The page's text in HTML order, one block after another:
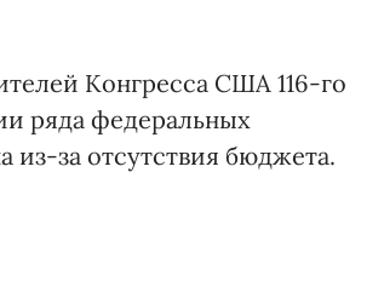
Конгресса США 116-го
ряда федеральных
из-за отсутствия бюджета.